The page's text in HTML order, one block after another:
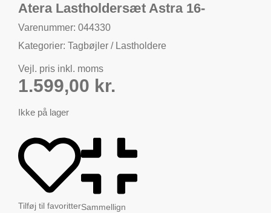
Atera Lastholdersæt Astra 16-
Varenummer: 044330
Kategorier: Tagbøjler / Lastholdere
Vejl. pris inkl. moms
1.599,00 kr.
Ikke på lager
Tilføj til favoritterSammellign